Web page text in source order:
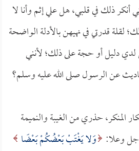
أنكر ذلك في قلبي، هل علي إثم وأنا لا
لقلة قدرتي في نهيهن بالأدلة الواضحة
لدي دليل أو حجة على ذلك؛ لأنني
عن الرسول صلى الله عليه وسلم؟
المنكر، حذري من الغيبة والنميمة
جل وعلا: وَلا يَغْتَبْ بَعْضُكُمْ بَعْضًا